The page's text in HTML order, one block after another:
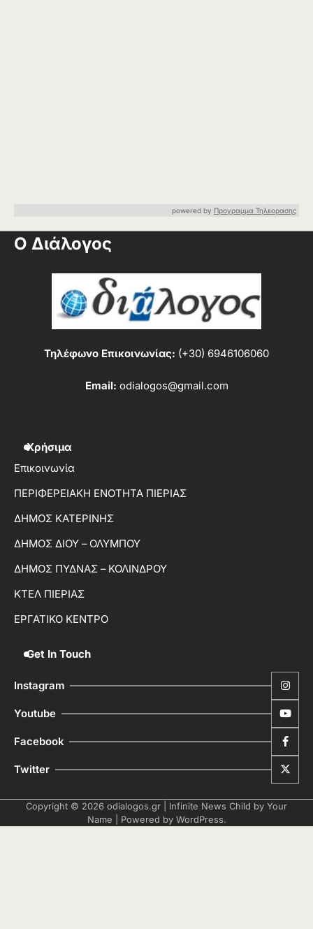
powered by Προγραμμα Τηλεορασης
Ο Διάλογος
Τηλέφωνο Επικοινωνίας: (+30) 6946106060
Email: odialogos@gmail.com
Χρήσιμα
Επικοινωνία
ΠΕΡΙΦΕΡΕΙΑΚΗ ΕΝΟΤΗΤΑ ΠΙΕΡΙΑΣ
ΔΗΜΟΣ ΚΑΤΕΡΙΝΗΣ
ΔΗΜΟΣ ΔΙΟΥ – ΟΛΥΜΠΟΥ
ΔΗΜΟΣ ΠΥΔΝΑΣ – ΚΟΛΙΝΔΡΟΥ
ΚΤΕΛ ΠΙΕΡΙΑΣ
ΕΡΓΑΤΙΚΟ ΚΕΝΤΡΟ
Get In Touch
Instagram
Youtube
Facebook
Twitter
Copyright © 2026 odialogos.gr | Infinite News Child by Your
Name | Powered by WordPress.